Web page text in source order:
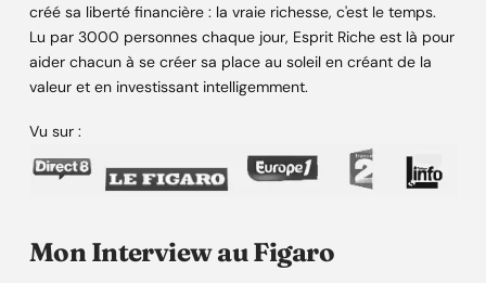
créé sa liberté financière : la vraie richesse, c'est le temps.
Lu par 3000 personnes chaque jour, Esprit Riche est là pour
aider chacun à se créer sa place au soleil en créant de la
valeur et en investissant intelligemment.
Vu sur :
Mon Interview au Figaro